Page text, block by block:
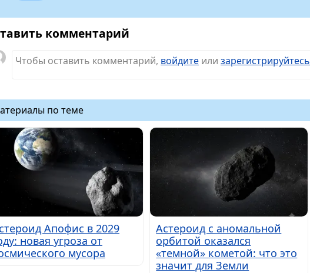
комментарий
Чтобы оставить комментарий, войдите или зарегистрируйтесь
по теме
Апофис в 2029
новая угроза от
мусора
Астероид с аномальной
орбитой оказался
«темной» кометой: что это
значит для Земли